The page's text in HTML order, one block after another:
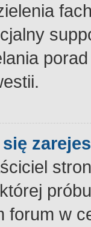
forum w